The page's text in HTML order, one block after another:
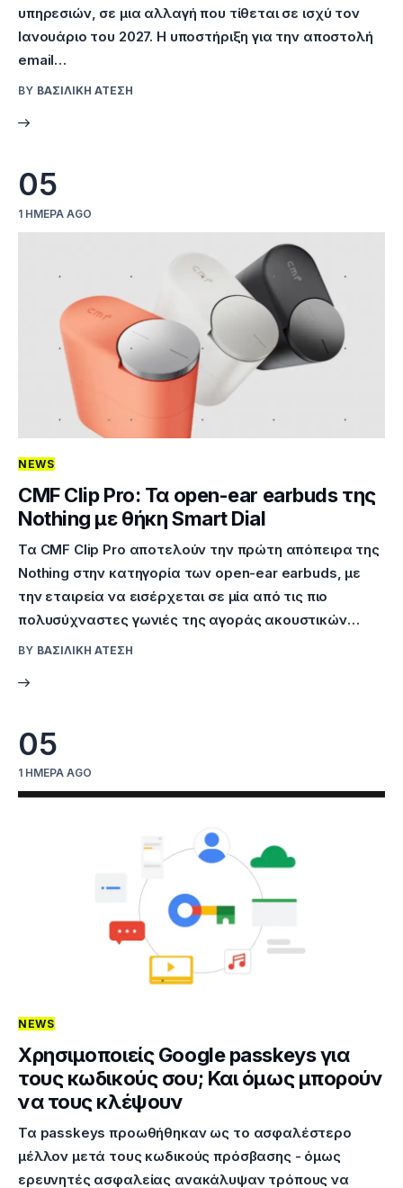
υπηρεσιών, σε μια αλλαγή που τίθεται σε ισχύ τον
Ιανουάριο του 2027. Η υποστήριξη για την αποστολή
email…
BY ΒΑΣΙΛΙΚΉ ΑΤΈΣΗ
05
1 ΗΜΈΡΑ AGO
NEWS
CMF Clip Pro: Τα open-ear earbuds της
Nothing με θήκη Smart Dial
Τα CMF Clip Pro αποτελούν την πρώτη απόπειρα της
Nothing στην κατηγορία των open-ear earbuds, με
την εταιρεία να εισέρχεται σε μία από τις πιο
πολυσύχναστες γωνιές της αγοράς ακουστικών…
BY ΒΑΣΙΛΙΚΉ ΑΤΈΣΗ
05
1 ΗΜΈΡΑ AGO
NEWS
Χρησιμοποιείς Google passkeys για
τους κωδικούς σου; Και όμως μπορούν
να τους κλέψουν
Τα passkeys προωθήθηκαν ως το ασφαλέστερο
μέλλον μετά τους κωδικούς πρόσβασης - όμως
ερευνητές ασφαλείας ανακάλυψαν τρόπους να